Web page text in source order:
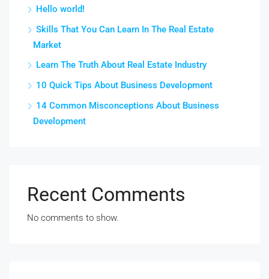
Hello world!
Skills That You Can Learn In The Real Estate
Market
Learn The Truth About Real Estate Industry
10 Quick Tips About Business Development
14 Common Misconceptions About Business
Development
Recent Comments
No comments to show.